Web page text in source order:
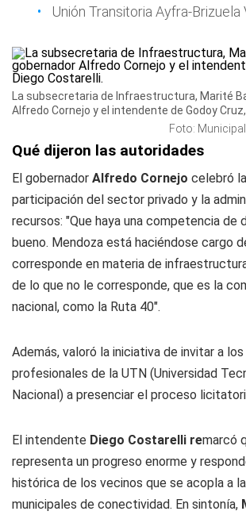
Unión Transitoria Ayfra-Brizuela
La subsecretaria de Infraestructura, Marité
Alfredo Cornejo y el intendente de Godoy
Foto:
Qué dijeron las autoridades
El gobernador Alfredo Cornejo celebró
participación del sector privado y la
recursos: "Que haya una competencia de
bueno. Mendoza está haciéndose cargo
corresponde en materia de
de lo que no le corresponde, que es la
nacional, como la Ruta 40".
Además, valoró la iniciativa de invitar a
profesionales de la UTN (Universidad
Nacional) a presenciar el proceso
El intendente Diego Costarelli remarcó
representa un progreso enorme y
histórica de los vecinos que se acopla a
municipales de conectividad. En sintonía,